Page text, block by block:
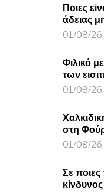
Ποιες
άδειας
01/08/
Φιλικό
των
01/08/
στη
01/08/
Σε